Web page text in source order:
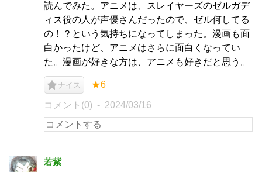
読んでみた。アニメは、スレイヤーズのゼルガデ
ィス役の人が声優さんだったので、ゼル何してる
の！？という気持ちになってしまった。漫画も面
白かったけど、アニメはさらに面白くなってい
た。漫画が好きな方は、アニメも好きだと思う。
ナイス ★6
コメント(0) 2024/03/16
若紫